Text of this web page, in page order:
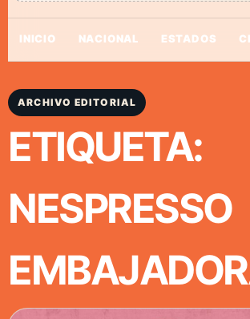
INICIO NACIONAL ESTADOS
ARCHIVO EDITORIAL
ETIQUETA:
NESPRESSO